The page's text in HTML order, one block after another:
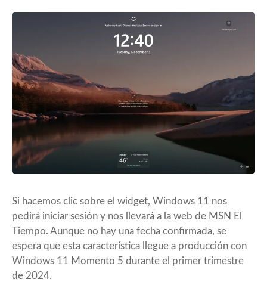
Si hacemos clic sobre el widget, Windows 11 nos
pedirá iniciar sesión y nos llevará a la web de MSN El
Tiempo. Aunque no hay una fecha confirmada, se
espera que esta característica llegue a producción con
Windows 11 Momento 5 durante el primer trimestre
de 2024.